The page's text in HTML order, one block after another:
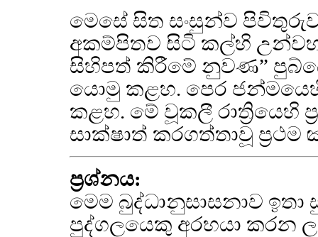
මෙසේ සිත සංසුන්ව
අකම්පිතව සිටි කල්හි
සිහිපත් කිරීමේ නුවණ”
යොමු කළහ. පෙර
කළහ. මේ වූකලී රාත්‍රියෙහි
සාක්ෂාත් කරගත්තාවූ ප්‍රථම
ප්‍රශ්නය:
මෙම බුද්ධානුසාසනාව
පුද්ගලයෙකු අරභයා කරන